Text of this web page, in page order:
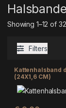
Showing 1–12 of
Filters
Kattenhalsband
(24X1,6 CM)